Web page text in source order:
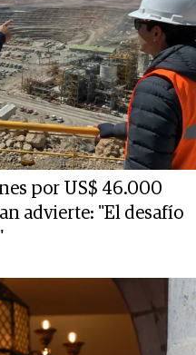
por US$ 46.000
advierte: "El desafío